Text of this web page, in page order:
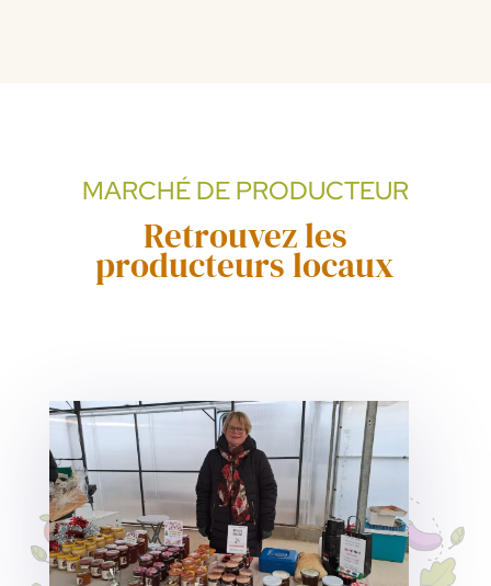
MARCHÉ DE PRODUCTEUR
Retrouvez les
producteurs locaux